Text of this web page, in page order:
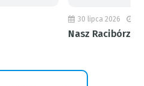
30 lipca 2026
Nasz Racibórz